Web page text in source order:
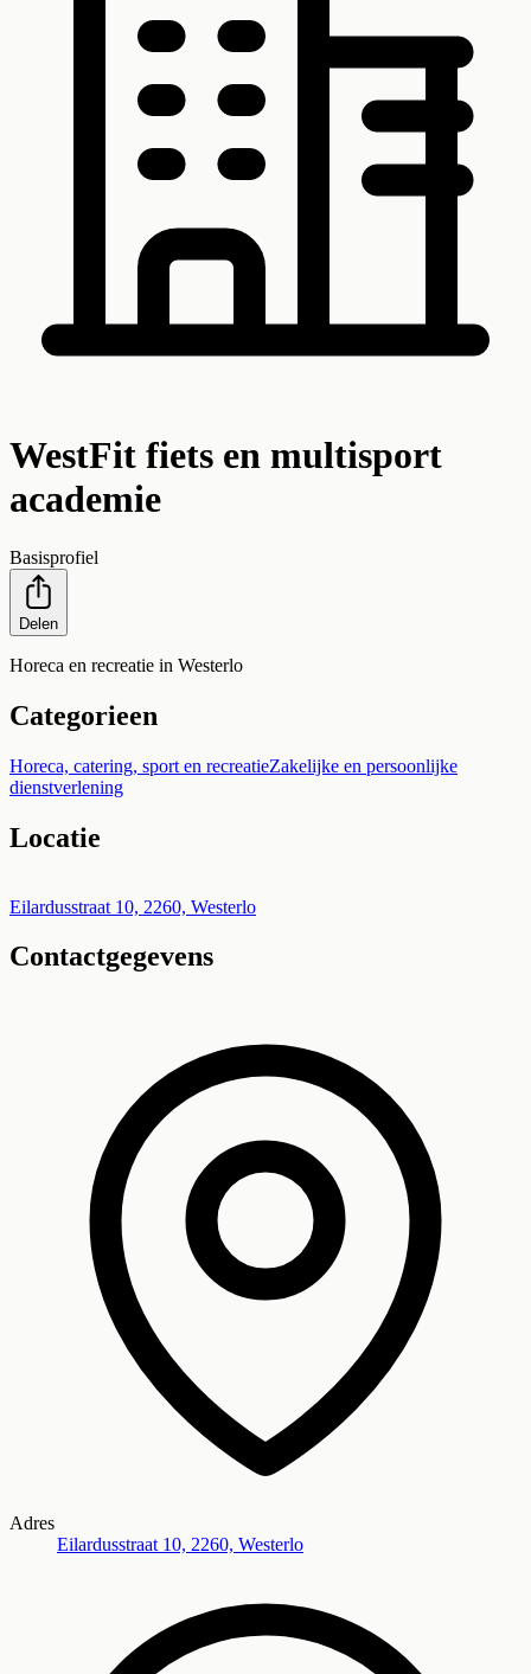
WestFit fiets en multisport
academie
Basisprofiel
Delen
Horeca en recreatie in Westerlo
Categorieen
Horeca, catering, sport en recreatieZakelijke en persoonlijke
dienstverlening
Locatie
+
−
Eilardusstraat 10, 2260, Westerlo
Contactgegevens
Adres
Eilardusstraat 10, 2260, Westerlo